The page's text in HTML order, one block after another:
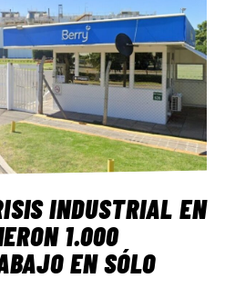
INDUSTRIAL EN
1.000
EN SÓLO